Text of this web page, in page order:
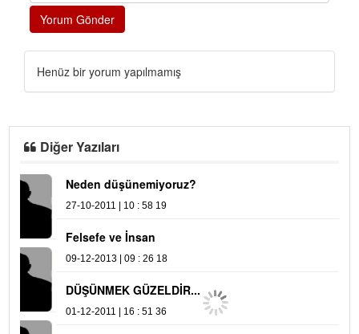
Yorum Gönder
Henüz bir yorum yapılmamış
Diğer Yazıları
Neden düşünemiyoruz?
27-10-2011 | 10 : 58 19
Felsefe ve İnsan
09-12-2013 | 09 : 26 18
DÜŞÜNMEK GÜZELDİR...
01-12-2011 | 16 : 51 36